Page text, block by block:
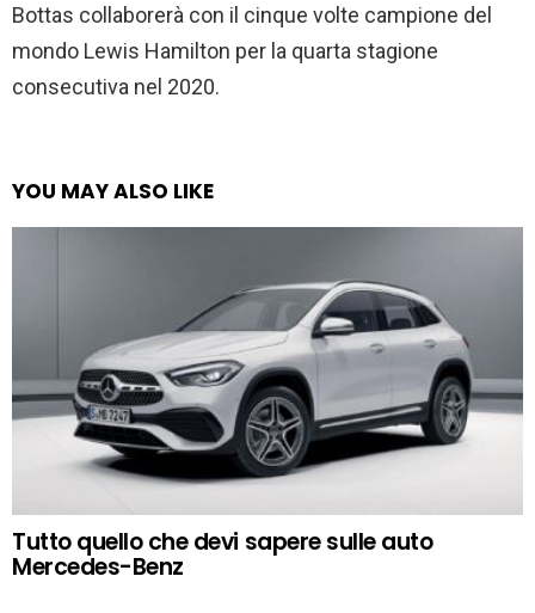
Bottas collaborerà con il cinque volte campione del
mondo Lewis Hamilton per la quarta stagione
consecutiva nel 2020.
YOU MAY ALSO LIKE
Tutto quello che devi sapere sulle auto
Mercedes-Benz